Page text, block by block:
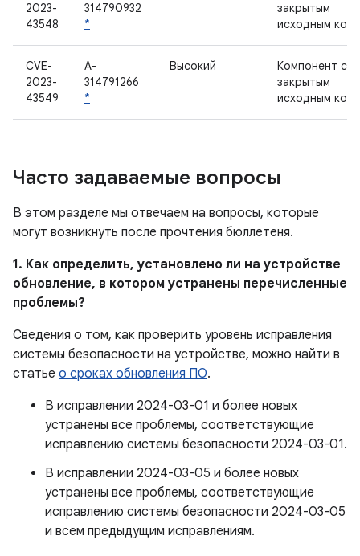
2023-
43548
314790932
*
закрытым
исходным
CVE-
2023-
43549
A-
314791266
*
Высокий
Компонент с
закрытым
исходным
Часто задаваемые вопросы
В этом разделе мы отвечаем на вопросы, которые
могут возникнуть после прочтения бюллетеня.
1. Как определить, установлено ли на устройстве
обновление, в котором устранены перечисленные
проблемы?
Сведения о том, как проверить уровень исправления
системы безопасности на устройстве, можно найти в
статье о сроках обновления ПО.
В исправлении 2024-03-01 и более новых
устранены все проблемы, соответствующие
исправлению системы безопасности 2024-03-01.
В исправлении 2024-03-05 и более новых
устранены все проблемы, соответствующие
исправлению системы безопасности 2024-03-05
и всем предыдущим исправлениям.